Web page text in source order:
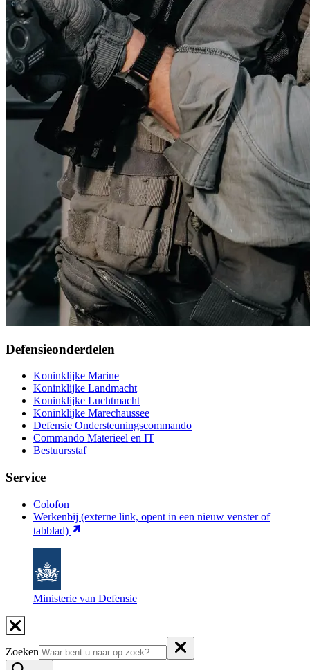
Defensieonderdelen
Koninklijke Marine
Koninklijke Landmacht
Koninklijke Luchtmacht
Koninklijke Marechaussee
Defensie Ondersteuningscommando
Commando Materieel en IT
Bestuursstaf
Service
Colofon
Werkenbij (externe link, opent in een nieuw venster of
tabblad)
Ministerie van Defensie
Zoeken